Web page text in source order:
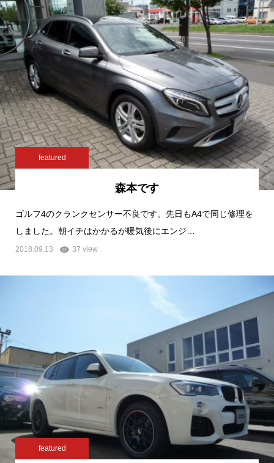
featured
森本です
ゴルフ4のクランクセンサー不良です。先日もA4で同じ修理を
しました。朝イチはかかるが暖気後にエンジ…
2018.09.13 37 view
featured